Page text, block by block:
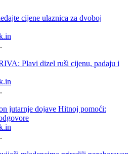
cijene ulaznica za dvoboj
Plavi dizel ruši cijenu, padaju i
jutarnje dojave Hitnoj pomoći: